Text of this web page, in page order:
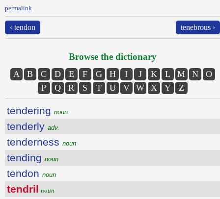
permalink
‹ tendon tenebrous ›
Browse the dictionary
A B C D E F G H I J K L M N
O
P
Q R S T U V W X Y Z
tendering noun
tenderly adv.
tenderness noun
tending noun
tendon noun
tendril noun